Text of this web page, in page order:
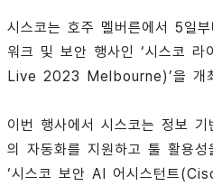
시스코는 호주 멜버른에서 5일
워크 및 보안 행사인 ‘시스코
Live 2023 Melbourne)’을 개
이번 행사에서 시스코는 정보
의 자동화를 지원하고 툴 활용
‘시스코 보안 AI 어시스턴트